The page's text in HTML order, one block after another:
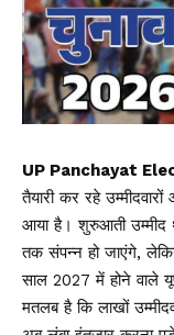
UP Panchayat
तैयारी कर रहे
आया है। शुरुआती उम्मीद
तक संपन्न हो जाएंगे,
साल 2027 में होने वाले
मतलब है कि लाखों